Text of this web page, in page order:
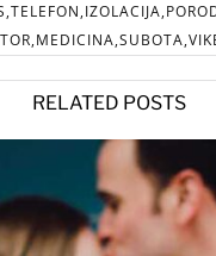
RELATED POSTS